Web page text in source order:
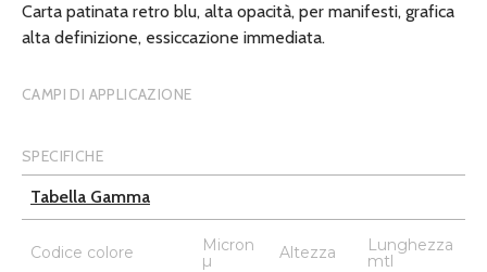
Carta patinata retro blu, alta opacità, per manifesti, grafica
alta definizione, essiccazione immediata.
CAMPI DI APPLICAZIONE
SPECIFICHE
Tabella Gamma
Codice colore
Micron
µ
Altezza
Lunghezza
mtl